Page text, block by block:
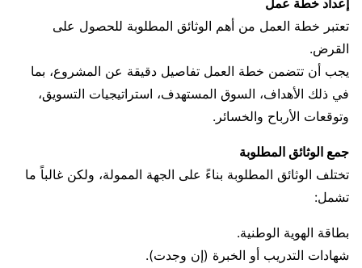
تعتبر خطة العمل من أهم الوثائق المطلوبة للحصول على
القرض.
يجب أن تتضمن خطة العمل تفاصيل دقيقة عن المشروع، بما
في ذلك الأهداف، السوق المستهدف، استراتيجيات التسويق،
وتوقعات الأرباح والخسائر.
جمع الوثائق المطلوبة
تختلف الوثائق المطلوبة بناءً على الجهة الممولة، ولكن غالباً ما
تشمل:
بطاقة الهوية الوطنية.
شهادات التدريب أو الخبرة (إن وجدت).